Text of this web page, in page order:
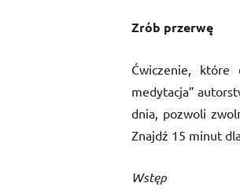
Zrób przerwę
Ćwiczenie, które
medytacja”
dnia, pozwoli
Znajdź 15 minut
Wstęp